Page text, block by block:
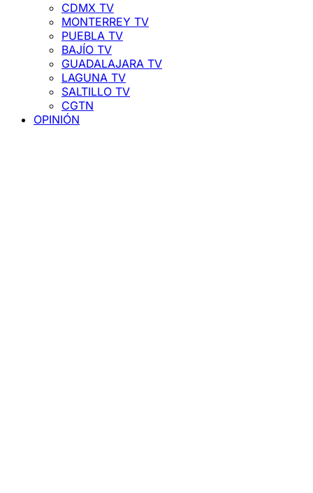
CDMX TV
MONTERREY TV
PUEBLA TV
BAJÍO TV
GUADALAJARA TV
LAGUNA TV
SALTILLO TV
CGTN
OPINIÓN